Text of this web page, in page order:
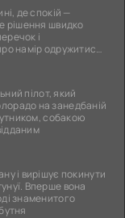
де спокій —
рішення швидко
і
намір одружитися,
пілот, який
на занедбаній
собакою
і вирішує покинути
Вперше вона
знаменитого